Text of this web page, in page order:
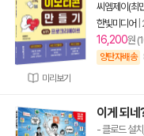
미리보기
씨엠제이(최
한빛미디어
16,200원
양탄자배송
이게 되
- 클로드 설